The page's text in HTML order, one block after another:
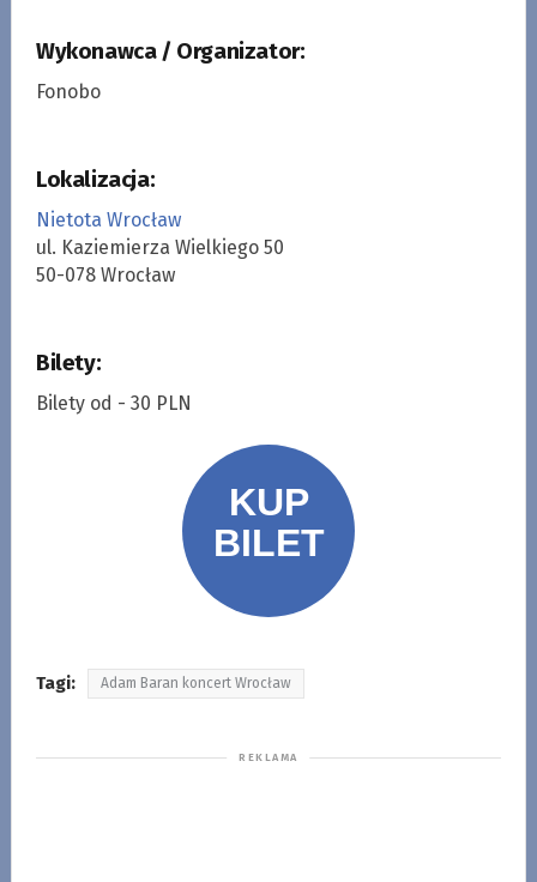
Wykonawca / Organizator:
Fonobo
Lokalizacja:
Nietota Wrocław
ul. Kaziemierza Wielkiego 50
50-078 Wrocław
Bilety:
Bilety od - 30 PLN
Tagi: Adam Baran koncert Wrocław